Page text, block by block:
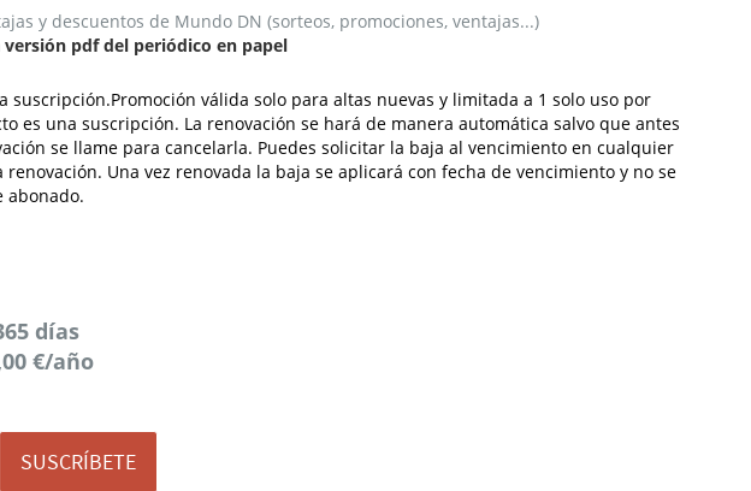
y descuentos de Mundo DN (sorteos, promociones, ventajas...)
pdf del periódico en papel
suscripción.Promoción válida solo para altas nuevas y limitada a 1 solo uso por
es una suscripción. La renovación se hará de manera automática salvo que antes
se llame para cancelarla. Puedes solicitar la baja al vencimiento en cualquier
Una vez renovada la baja se aplicará con fecha de vencimiento y no se
abonado.
días
€/año
SUSCRÍBETE